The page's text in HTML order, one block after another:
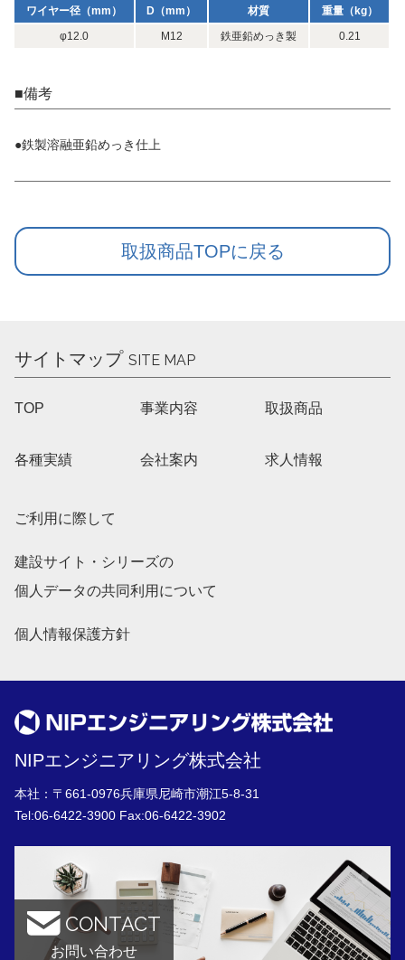
ワイヤー径（mm） D（mm） 材質
重量（kg）
φ12.0
M12 鉄亜鉛めっき製 0.21
■備考
●鉄製溶融亜鉛めっき仕上
取扱商品TOPに戻る
サイトマップ SITE MAP
TOP 事業内容 取扱商品
各種実績 会社案内 求人情報
ご利用に際して
建設サイト・シリーズの
個人データの共同利用について
個人情報保護方針
NIPエンジニアリング株式会社
本社：〒661-0976兵庫県尼崎市潮江5-8-31
Tel:06-6422-3900 Fax:06-6422-3902
CONTACT
お問い合わせ